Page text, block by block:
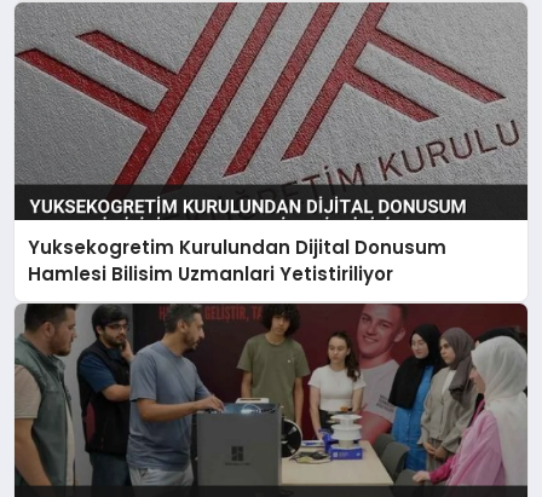
Yuksekogretim Kurulundan Dijital Donusum
Hamlesi Bilisim Uzmanlari Yetistiriliyor